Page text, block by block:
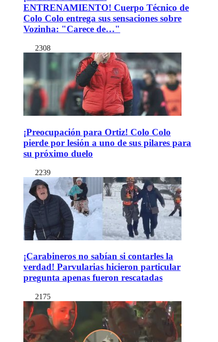
ENTRENAMIENTO! Cuerpo Técnico de
Colo Colo entrega sus sensaciones sobre
Vozinha: "Carece de…"
2308
¡Preocupación para Ortiz! Colo Colo
pierde por lesión a uno de sus pilares para
su próximo duelo
2239
¡Carabineros no sabían si contarles la
verdad! Parvularias hicieron particular
pregunta apenas fueron rescatadas
2175